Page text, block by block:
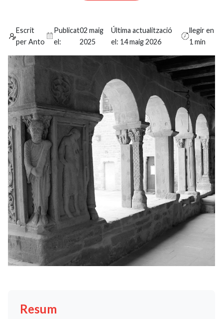
Escrit
per Anto
Publicat
el:
02 maig
2025
Última actualització
el: 14 maig 2026
llegir en
1 min
Resum